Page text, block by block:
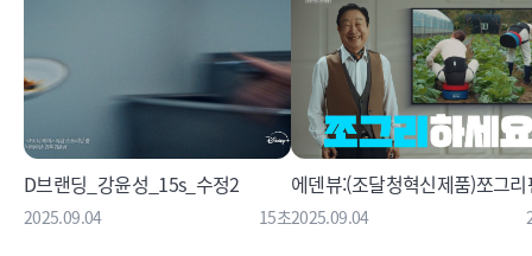
D브랜딩_강윤성_15s_수정2
2025.09.04 15초
에덴뷰:(조달청혁신제품)쪼그
2025.09.04